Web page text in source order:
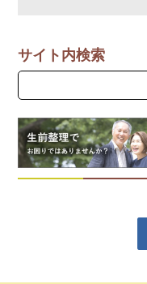
サイト内検索